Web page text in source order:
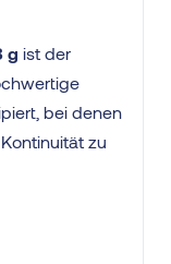
g ist der
bei denen
zu